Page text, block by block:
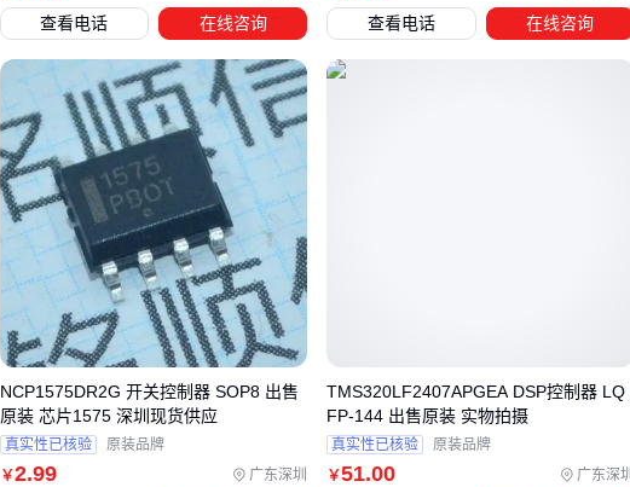
对稳定性要求高的连续生产线：优先考虑支持模块化扩展的
伺服控制器
，其闭环控制特性可降低停机风险
需要灵活调整的人机交互场景：
编程和状态监控，但需注意与现有设备的协议兼容性
伺服控制器的选型要特别注意电机匹配问题。不同品牌的伺服
系统在通讯协议、反馈精度上存在明显差异，混用可能导致响
应延迟或定位偏差。若现有设备已采用特定品牌的控制系统，
建议优先考虑同生态产品。
当预算有限且对实时性要求不高时，
折中选择。这类设备通常具备更开放的开发环境，但需要评估
后续维护的技术储备成本。
配套设备的集成复杂度往往被低估。例如选择HMI时，不仅要
看屏幕尺寸和分辨率，更要确认其支持的通讯接口类型是否能
查看电话 在线咨询 查看电话 在线咨询
￥2.99 广东深圳
NCP1575DR2G 开关控制器 SOP8 出售
原装 芯片1575 深圳现货供应
真实性已核验 原装品牌
￥51.00 广东深
TMS320LF2407APGEA DSP控制器 LQ
FP-144 出售原装 实物拍摄
真实性已核验 原装品牌